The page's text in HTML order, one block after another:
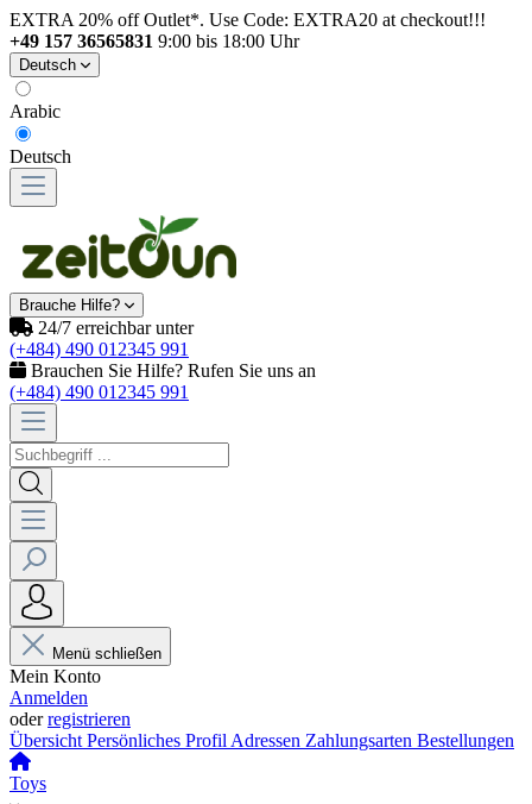
EXTRA 20% off Outlet*. Use Code: EXTRA20 at checkout!!!
+49 157 36565831 9:00 bis 18:00 Uhr
Deutsch
Arabic
Deutsch
Brauche Hilfe?
24/7 erreichbar unter
(+484) 490 012345 991
Brauchen Sie Hilfe? Rufen Sie uns an
(+484) 490 012345 991
Menü schließen
Mein Konto
Anmelden
oderregistrieren
Übersicht Persönliches Profil Adressen Zahlungsarten Bestellungen
Toys